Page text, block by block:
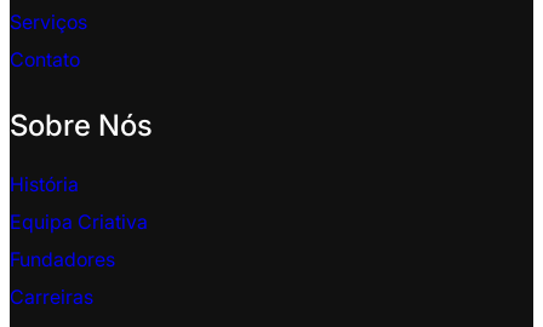
Serviços
Contato
Sobre Nós
História
Equipa Criativa
Fundadores
Carreiras